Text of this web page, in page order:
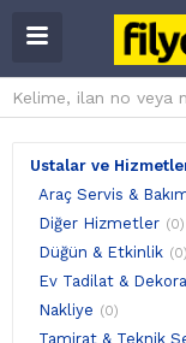
Ustalar ve
Araç Servis &
Diğer Hizmetler (0)
Düğün & Etkinlik (0)
Ev Tadilat &
Nakliye (0)
Tamirat & Teknik